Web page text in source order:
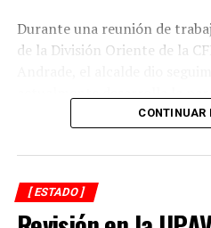
Durante una reunión de
de la División Oriente de la
comunidades, colonias y la
mantenimiento,
red eléctrica.
En ese sentido, el
CONTINUAR
[ ESTADO ]